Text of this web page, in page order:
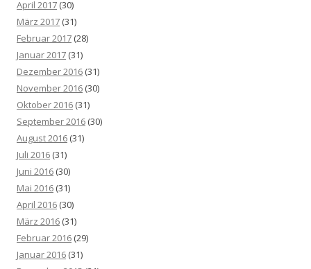
April 2017 (30)
März 2017 (31)
Februar 2017 (28)
Januar 2017 (31)
Dezember 2016 (31)
November 2016 (30)
Oktober 2016 (31)
September 2016 (30)
August 2016 (31)
Juli 2016 (31)
Juni 2016 (30)
Mai 2016 (31)
April 2016 (30)
März 2016 (31)
Februar 2016 (29)
Januar 2016 (31)